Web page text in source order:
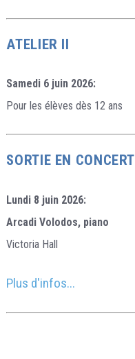
ATELIER II
Samedi 6 juin 2026:
Pour les élèves dès 12 ans
SORTIE EN CONCERT
Lundi 8 juin 2026:
Arcadi Volodos, piano
Victoria Hall
Plus d'infos...